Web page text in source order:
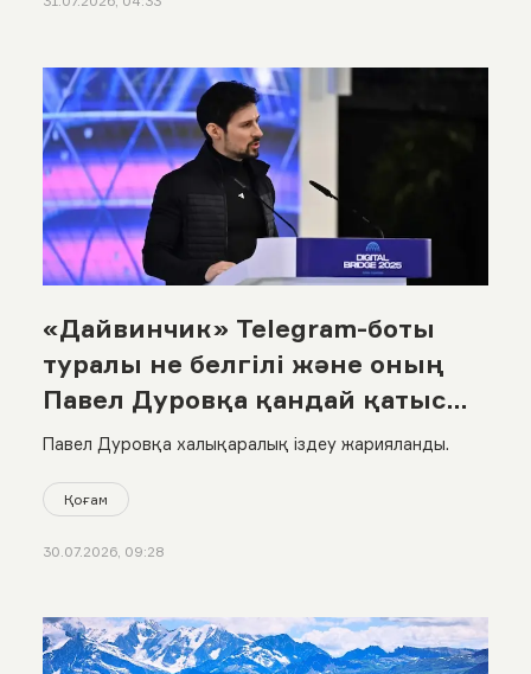
«Дайвинчик» Telegram-боты
туралы не белгілі және оның
Павел Дуровқа қандай қатысы
бар?
Павел Дуровқа халықаралық іздеу жарияланды.
Қоғам
30.07.2026, 09:28